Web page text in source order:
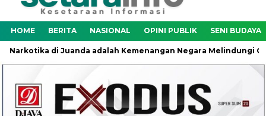
HOME BERITA NASIONAL OPINI PUBLIK SENI BUDAYA
di Juanda adalah Kemenangan Negara Melindungi